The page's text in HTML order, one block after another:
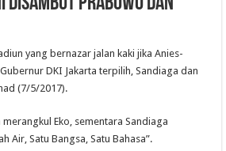
yang bernazar jalan kaki jika Anies-
DKI Jakarta terpilih, Sandiaga dan
(7/5/2017).
Eko, sementara Sandiaga
Air, Satu Bangsa, Satu Bahasa”.